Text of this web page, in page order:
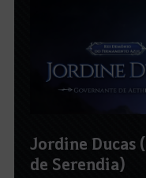
Jordine Ducas
de Serendia)